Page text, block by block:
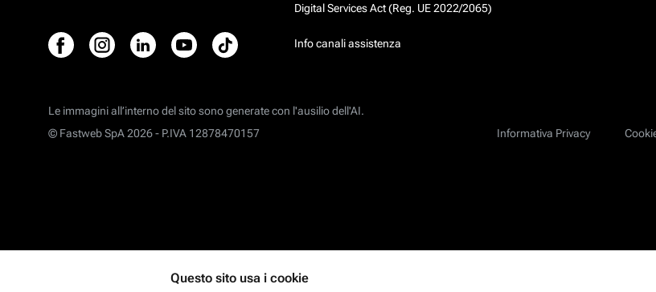
Digital Services Act (Reg. UE 2022/2065)
Info canali assistenza
Le immagini all’interno del sito sono generate con l'ausilio dell'AI.
Informativa Privacy
© Fastweb SpA 2026 - P.IVA 12878470157